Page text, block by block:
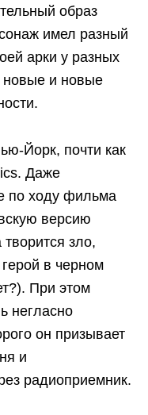
образ
имел разный
арки у разных
новые и новые
Йорк, почти как
Даже
по ходу фильма
версию
зло,
в черном
При этом
негласно
он призывает
и
радиоприемник.